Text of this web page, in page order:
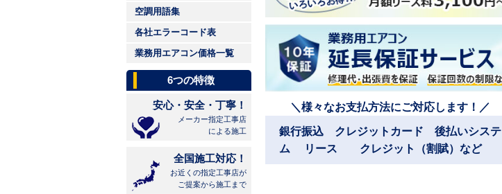
空調用語集
各社エラーコード表
業務用エアコン価格一覧
6つの特徴
安心・安全・丁寧！
メーカー指定工事店
による施工
全国施工対応！
お近くの指定工事店が
ご提案から施工まで
＼様々なお支払方法にご対応します！／
銀行振込 クレジットカード 後払いシステ
ム リース クレジット（割賦）など